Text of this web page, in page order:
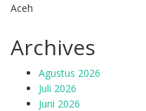
Aceh
Archives
Agustus 2026
Juli 2026
Juni 2026